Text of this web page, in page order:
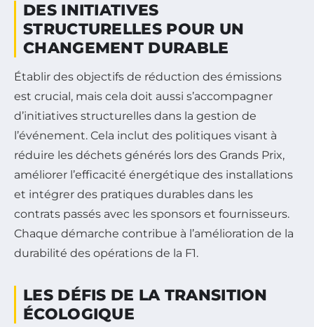
DES INITIATIVES
STRUCTURELLES POUR UN
CHANGEMENT DURABLE
Établir des objectifs de réduction des émissions
est crucial, mais cela doit aussi s’accompagner
d’initiatives structurelles dans la gestion de
l’événement. Cela inclut des politiques visant à
réduire les déchets générés lors des Grands Prix,
améliorer l’efficacité énergétique des installations
et intégrer des pratiques durables dans les
contrats passés avec les sponsors et fournisseurs.
Chaque démarche contribue à l’amélioration de la
durabilité des opérations de la F1.
LES DÉFIS DE LA TRANSITION
ÉCOLOGIQUE